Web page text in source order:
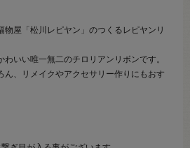
物屋「松川レピヤン」のつくるレピヤンリ
いい唯一無二のチロリアンリボンです。
ん、リメイクやアクセサリー作りにもおす